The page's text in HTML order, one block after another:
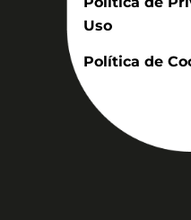
Uso
Política de